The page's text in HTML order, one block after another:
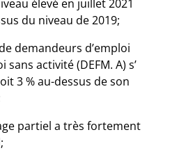
élevé en juillet 2021
du niveau de 2019;
demandeurs d’emploi
activité (DEFM. A) s’
3 % au-dessus de son
partiel a très fortement